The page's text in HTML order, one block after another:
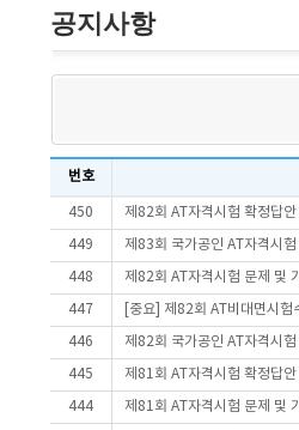
공지사항
번호
450 제82회 AT자격시험 확정답
449 제83회 국가공인 AT자격시
448 제82회 AT자격시험 문제 및
447 [중요] 제82회 AT비대면시험
446 제82회 국가공인 AT자격시
445 제81회 AT자격시험 확정답
444 제81회 AT자격시험 문제 및